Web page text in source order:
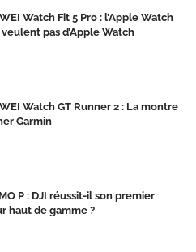
Watch Fit 5 Pro : l’Apple Watch
pas d’Apple Watch
Watch GT Runner 2 : La montre
Garmin
P : DJI réussit-il son premier
haut de gamme ?